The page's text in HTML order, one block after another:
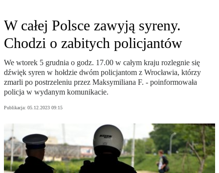
W całej Polsce zawyją syreny.
Chodzi o zabitych policjantów
We wtorek 5 grudnia o godz. 17.00 w całym kraju rozlegnie się
dźwięk syren w hołdzie dwóm policjantom z Wrocławia, którzy
zmarli po postrzeleniu przez Maksymiliana F. - poinformowała
policja w wydanym komunikacie.
Publikacja: 05.12.2023 09:15